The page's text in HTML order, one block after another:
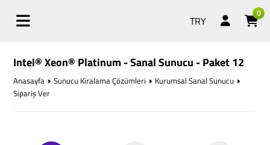
TRY
0
Intel® Xeon® Platinum - Sanal Sunucu - Paket 12
Anasayfa Sunucu Kiralama Çözümleri
Kurumsal Sanal Sunucu
Sipariş Ver